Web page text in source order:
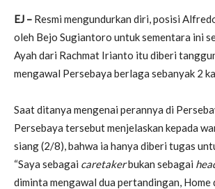
EJ – Resmi mengundurkan diri, posisi
oleh Bejo Sugiantoro untuk sementara ini
Ayah dari Rachmat Irianto itu diberi
mengawal Persebaya berlaga sebanyak 2
Saat ditanya mengenai perannya di
Persebaya tersebut menjelaskan kepada
siang (2/8), bahwa ia hanya diberi tugas
“Saya sebagai caretakerbukan sebagai
diminta mengawal dua pertandingan, Home